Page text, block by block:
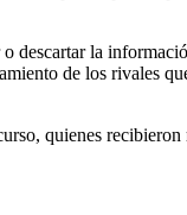
descartar la
de los rivales
quienes